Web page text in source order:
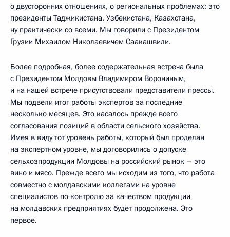
о двусторонних отношениях, о региональных проблемах: это
президенты Таджикистана, Узбекистана, Казахстана,
ну практически со всеми. Мы говорили с Президентом
Грузии Михаилом Николаевичем Саакашвили.
Более подробная, более содержательная встреча была
с Президентом Молдовы Владимиром Ворониным,
и на нашей встрече присутствовали представители прессы.
Мы подвели итог работы экспертов за последние
несколько месяцев. Это касалось прежде всего
согласования позиций в области сельского хозяйства.
Имея в виду тот уровень работы, который был проделан
на экспертном уровне, мы договорились о допуске
сельхозпродукции Молдовы на российский рынок – это
вино и мясо. Прежде всего мы исходим из того, что работа
совместно с молдавскими коллегами на уровне
специалистов по контролю за качеством продукции
на молдавских предприятиях будет продолжена. Это
первое.